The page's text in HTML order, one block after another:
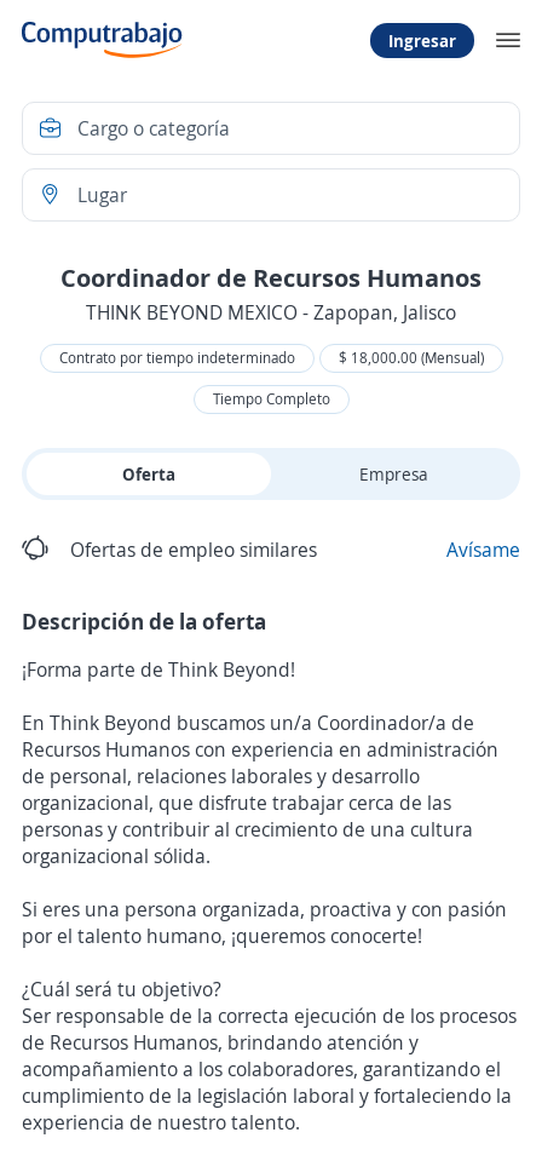
Ingresar
Coordinador de Recursos Humanos
THINK BEYOND MEXICO - Zapopan, Jalisco
Contrato por tiempo indeterminado
$ 18,000.00 (Mensual)
Tiempo Completo
Oferta Empresa
Ofertas de empleo similares Avísame
Descripción de la oferta
¡Forma parte de Think Beyond!
En Think Beyond buscamos un/a Coordinador/a de
Recursos Humanos con experiencia en administración
de personal, relaciones laborales y desarrollo
organizacional, que disfrute trabajar cerca de las
personas y contribuir al crecimiento de una cultura
organizacional sólida.
Si eres una persona organizada, proactiva y con pasión
por el talento humano, ¡queremos conocerte!
¿Cuál será tu objetivo?
Ser responsable de la correcta ejecución de los procesos
de Recursos Humanos, brindando atención y
acompañamiento a los colaboradores, garantizando el
cumplimiento de la legislación laboral y fortaleciendo la
experiencia de nuestro talento.